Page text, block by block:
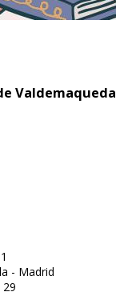
Valdemaqueda
- Madrid